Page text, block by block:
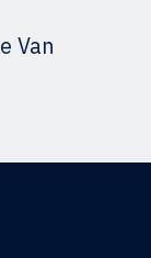
Van